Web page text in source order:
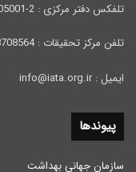
تلفکس دفتر مرکزی : 2-88105001-021
تلفن مرکز تحقیقات : 88708564-021
ایمیل : info@iata.org.ir
پیوندها
سازمان جهانی بهداشت